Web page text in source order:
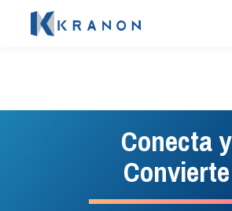
Conecta y
Convierte
Experiencia del
cliente sin
complicaciones
Administración
de telefonía